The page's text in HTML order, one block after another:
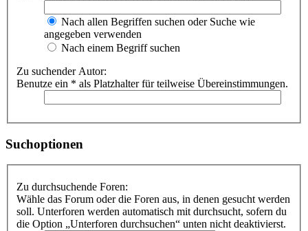
Nach allen Begriffen suchen oder Suche wie
angegeben verwenden
Nach einem Begriff suchen
Zu suchender Autor:
Benutze ein * als Platzhalter für teilweise Übereinstimmungen.
Suchoptionen
Zu durchsuchende Foren:
Wähle das Forum oder die Foren aus, in denen gesucht werden
soll. Unterforen werden automatisch mit durchsucht, sofern du
die Option „Unterforen durchsuchen“ unten nicht deaktivierst.